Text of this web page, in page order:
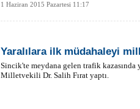
1 Haziran 2015 Pazartesi 11:17
Yaralılara ilk müdahaleyi
Sincik'te meydana gelen trafik
Milletvekili Dr. Salih Fırat yaptı.